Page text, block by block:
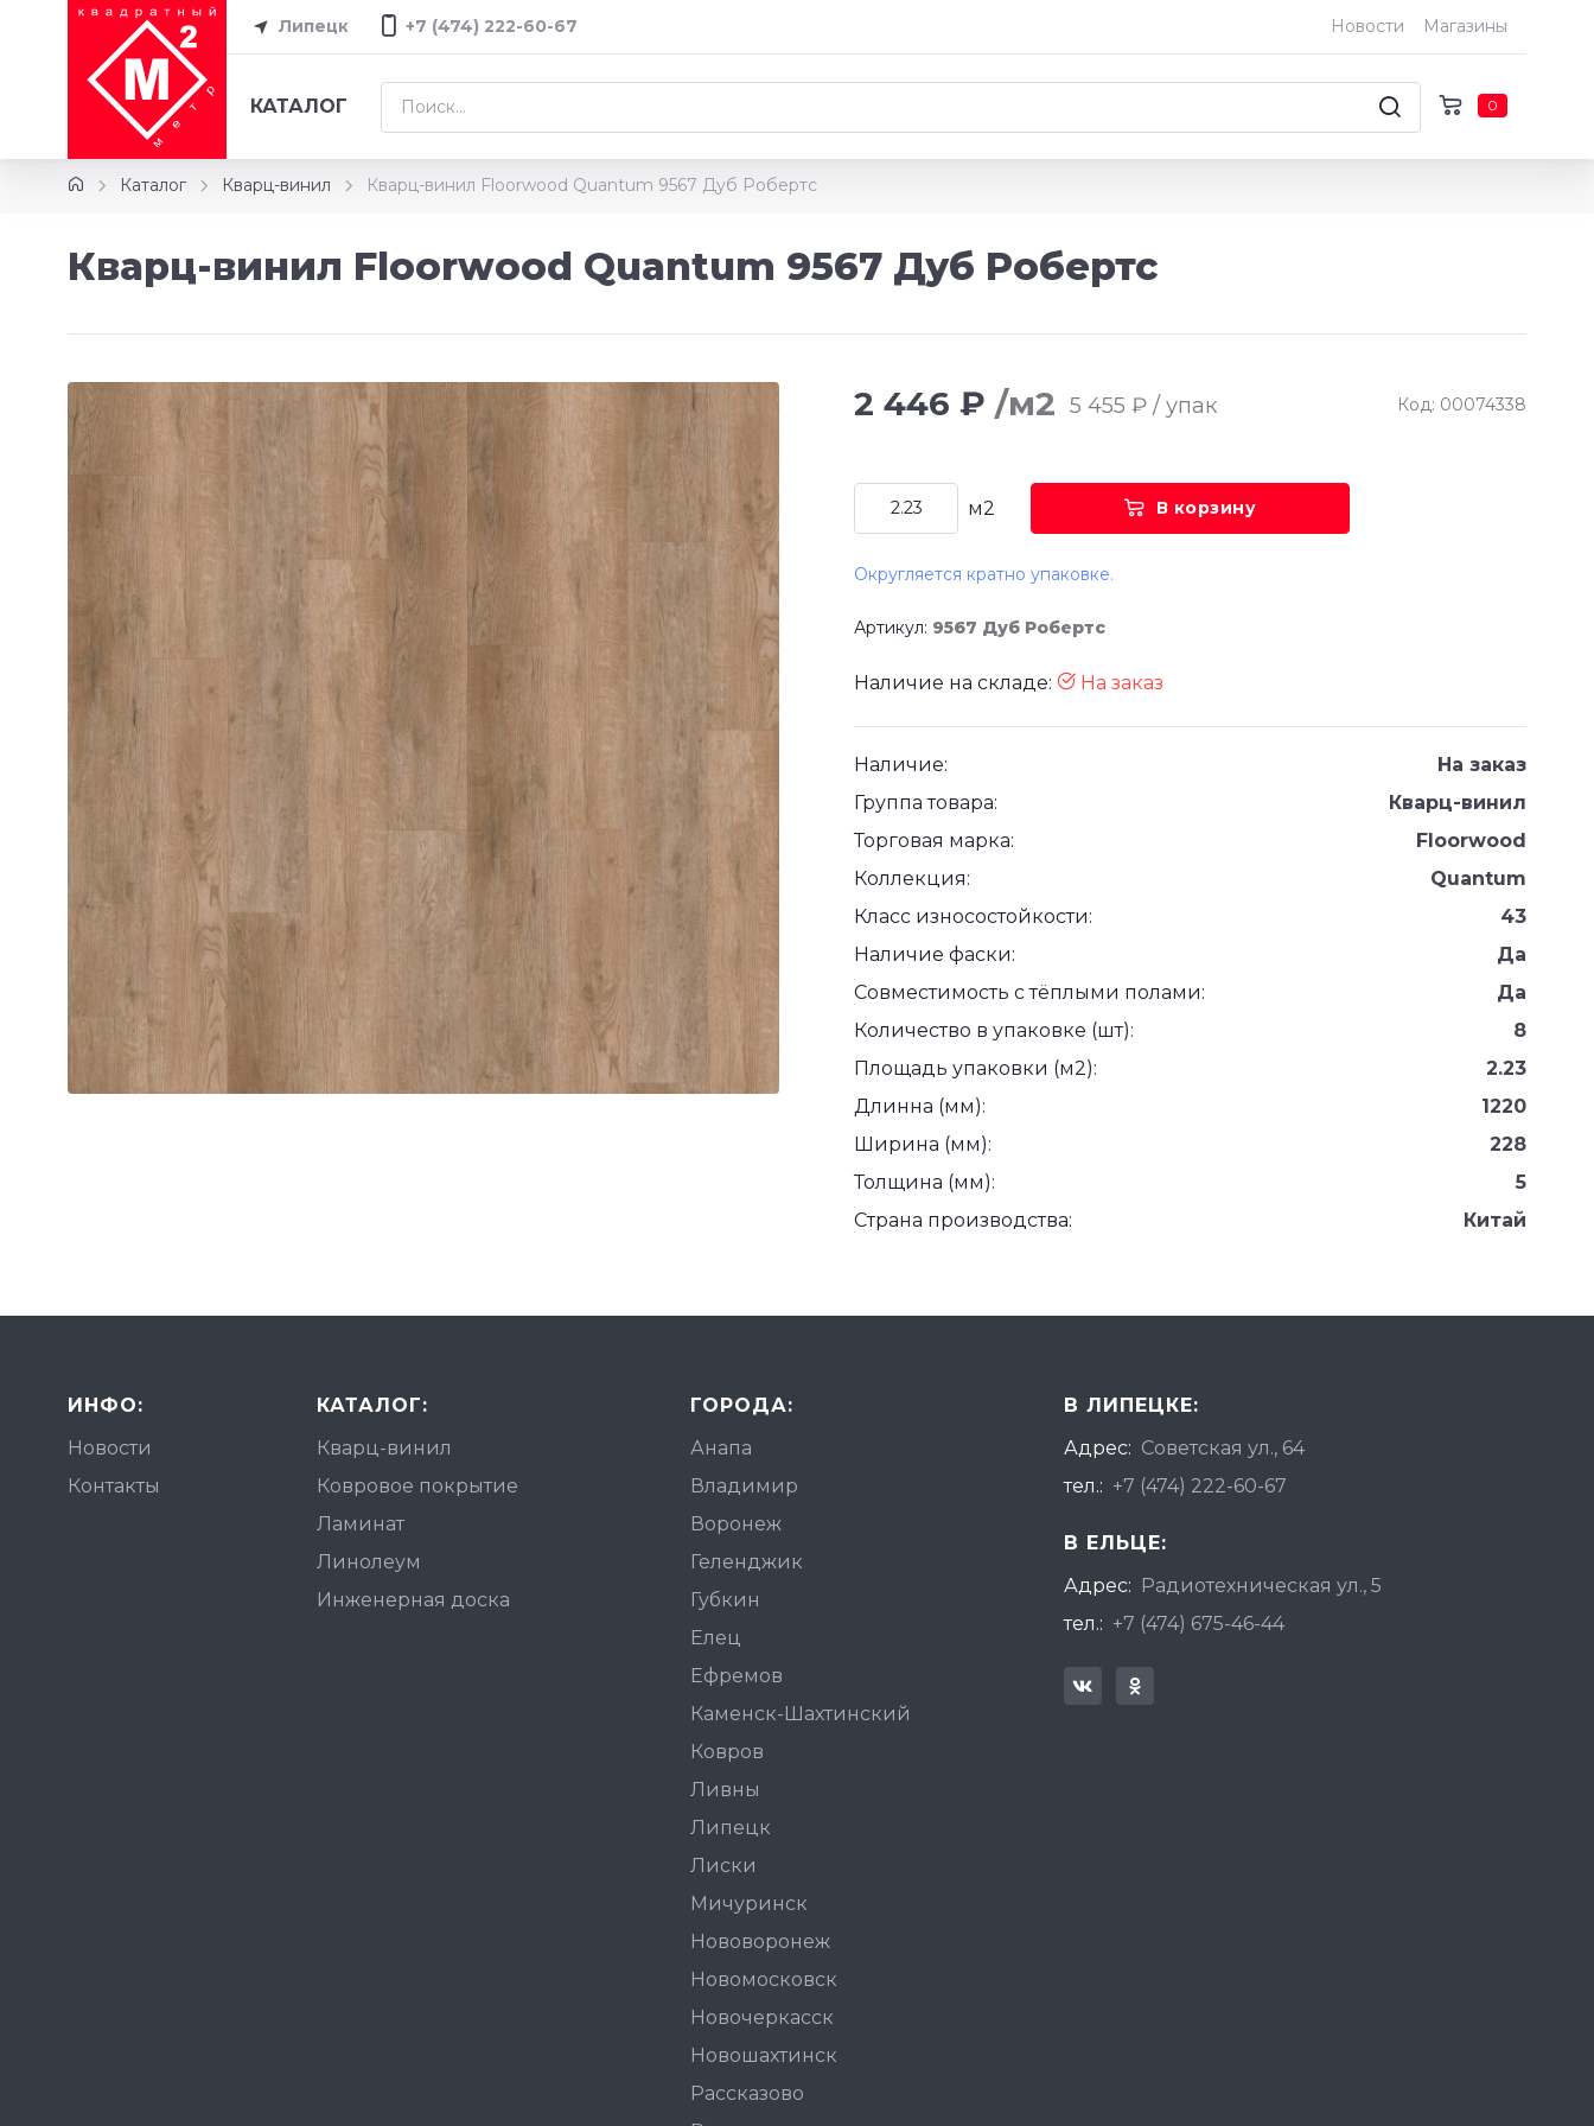
Липецк +7 (474) 222-60-67 Новости Магазины
КАТАЛОГ 0
Каталог Кварц-винил Кварц-винил Floorwood Quantum 9567 Дуб Робертс
Кварц-винил Floorwood Quantum 9567 Дуб Робертс
2 446 ₽ /м2 5 455 ₽ / упак Код: 00074338
м2 В корзину
Округляется кратно упаковке.
Артикул: 9567 Дуб Робертс
Наличие на складе: На заказ
Наличие:
На заказ
Группа товара:
Кварц-винил
Торговая марка:
Floorwood
Коллекция:
Quantum
Класс износостойкости:
43
Наличие фаски:
Да
Совместимость с тёплыми полами:
Да
Количество в упаковке (шт):
8
Площадь упаковки (м2):
2.23
Длинна (мм):
1220
Ширина (мм):
228
Толщина (мм):
5
Страна производства:
Китай
ИНФО:
Новости
Контакты
КАТАЛОГ:
Кварц-винил
Ковровое покрытие
Ламинат
Линолеум
Инженерная доска
ГОРОДА:
Анапа
Владимир
Воронеж
Геленджик
Губкин
Елец
Ефремов
Каменск-Шахтинский
Ковров
Ливны
Липецк
Лиски
Мичуринск
Нововоронеж
Новомосковск
Новочеркасск
Новошахтинск
Рассказово
В ЛИПЕЦКЕ:
Адрес: Советская ул., 64
тел.: +7 (474) 222-60-67
В ЕЛЬЦЕ:
Адрес:
Радиотехническая ул., 5
тел.: +7 (474) 675-46-44